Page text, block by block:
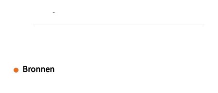
-
Bronnen